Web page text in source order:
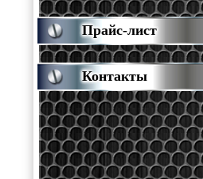
Прайс-лист
Контакты